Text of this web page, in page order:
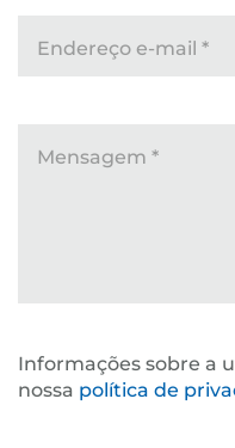
Endereço e-mail *
Mensagem *
Informações sobre a
nossa política de